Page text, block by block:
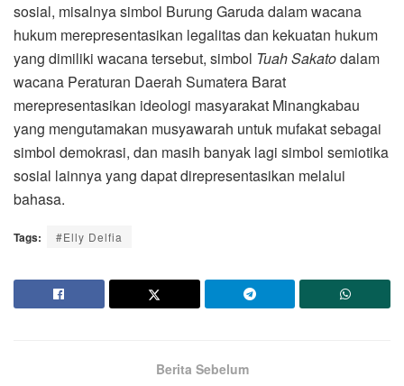
sosial, misalnya simbol Burung Garuda dalam wacana
hukum merepresentasikan legalitas dan kekuatan hukum
yang dimiliki wacana tersebut, simbol Tuah Sakatodalam
wacana Peraturan Daerah Sumatera Barat
merepresentasikan ideologi masyarakat Minangkabau
yang mengutamakan musyawarah untuk mufakat sebagai
simbol demokrasi, dan masih banyak lagi simbol semiotika
sosial lainnya yang dapat direpresentasikan melalui
bahasa.
Tags: #Elly Delfia
Berita Sebelum